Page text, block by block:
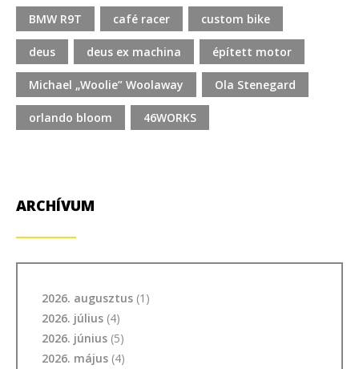
BMW R9T café racer custom bike
deus deus ex machina épített motor
Michael „Woolie” Woolaway Ola Stenegard
orlando bloom 46WORKS
ARCHÍVUM
2026. augusztus (1)
2026. július (4)
2026. június (5)
2026. május (4)